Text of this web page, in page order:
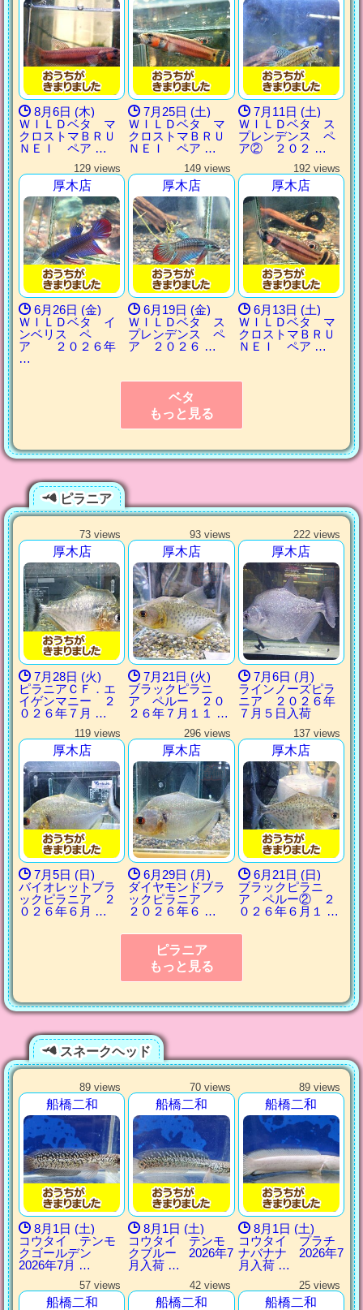
8月6日 (木)
ＷＩＬＤベタ マ
クロストマＢＲＵ
ＮＥＩ ペア …
7月25日 (土)
ＷＩＬＤベタ マ
クロストマＢＲＵ
ＮＥＩ ペア …
7月11日 (土)
ＷＩＬＤベタ ス
プレンデンス ペ
ア② ２０２ …
129 views
厚木店
6月26日 (金)
ＷＩＬＤベタ イ
ンベリス ペ
ア ２０２６年
…
149 views
厚木店
6月19日 (金)
ＷＩＬＤベタ ス
プレンデンス ペ
ア ２０２６ …
192 views
厚木店
6月13日 (土)
ＷＩＬＤベタ マ
クロストマＢＲＵ
ＮＥＩ ペア …
ベタ
もっと見る
ピラニア
73 views
厚木店
7月28日 (火)
ピラニアＣＦ．エ
イゲンマニー ２
０２６年７月 …
93 views
厚木店
7月21日 (火)
ブラックピラニ
ア ペルー ２０
２６年７月１１ …
222 views
厚木店
7月6日 (月)
ラインノーズピラ
ニア ２０２６年
７月５日入荷
119 views
厚木店
7月5日 (日)
バイオレットブラ
ックピラニア ２
０２６年６月 …
296 views
厚木店
6月29日 (月)
ダイヤモンドブラ
ックピラニア
２０２６年６ …
137 views
厚木店
6月21日 (日)
ブラックピラニ
ア ペルー② ２
０２６年６月１ …
ピラニア
もっと見る
スネークヘッド
89 views
船橋二和
8月1日 (土)
コウタイ テンモ
クゴールデン
2026年7月 …
70 views
船橋二和
8月1日 (土)
コウタイ テンモ
クブルー 2026年7
月入荷 …
89 views
船橋二和
8月1日 (土)
コウタイ プラチ
ナバナナ 2026年7
月入荷 …
57 views
船橋二和
42 views
船橋二和
25 views
船橋二和